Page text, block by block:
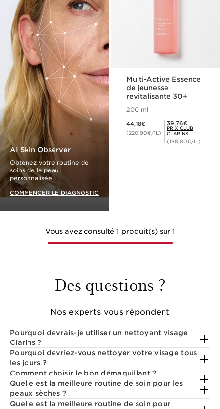
AI Skin Observer
Obtenez votre routine de
soins de la peau
personnalisée.
COMMENCER LE DIAGNOSTIC
Multi-Active Essence
de jeunesse
revitalisante 30+
200 ml
44,18€
(220,90€/1L)
Prix Club Clarins 39,76€
39,76€
PRIX CLUB
CLARINS
(198,80€/1L)
Vous avez consulté 1 produit(s) sur 1
Des questions ?
Nos experts vous répondent
Pourquoi devrais-je utiliser un nettoyant visage
Clarins ?
Pourquoi devriez-vous nettoyer votre visage tous
les jours ?
Comment choisir le bon démaquillant ?
Quelle est la meilleure routine de soin pour les
peaux sèches ?
Quelle est la meilleure routine de soin pour